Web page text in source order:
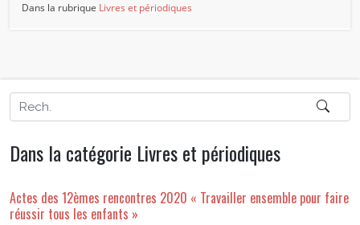
Dans la rubrique Livres et périodiques
Dans la catégorie Livres et périodiques
Actes des 12èmes rencontres 2020 « Travailler ensemble pour faire
réussir tous les enfants »